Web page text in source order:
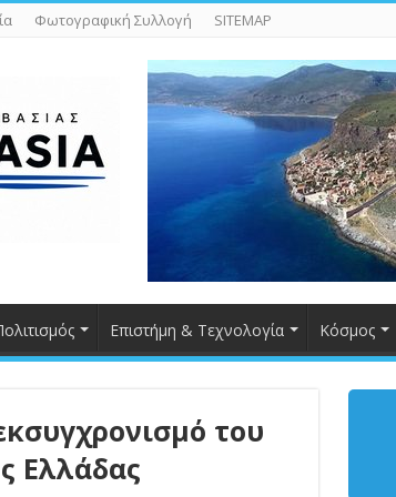
Φωτογραφική Συλλογή SITEMAP
Επιστήμη & Τεχνολογία Κόσμος
του
Ελλάδας